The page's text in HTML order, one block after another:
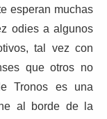
esperan muchas
odies a algunos
tal vez con
que otros no
Tronos es una
al borde de la